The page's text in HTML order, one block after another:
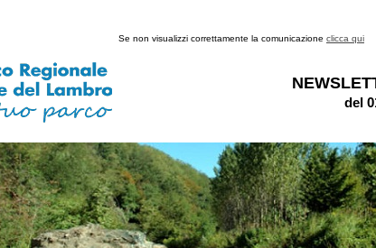
Se non visualizzi correttamente la comunicazione clicca qui
del